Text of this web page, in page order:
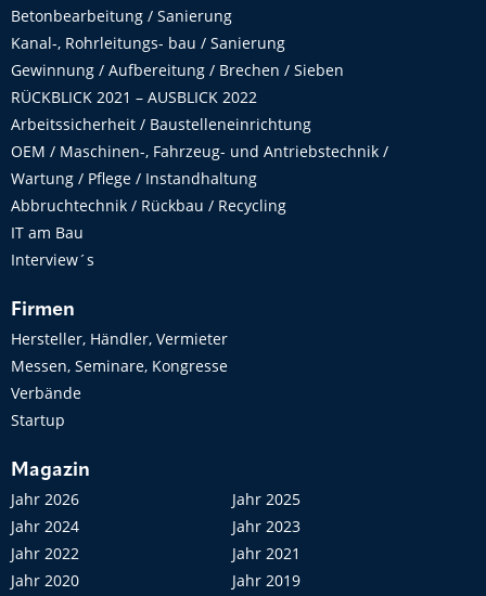
Betonbearbeitung / Sanierung
Kanal-, Rohrleitungs- bau / Sanierung
Gewinnung / Aufbereitung / Brechen / Sieben
RÜCKBLICK 2021 – AUSBLICK 2022
Arbeitssicherheit / Baustelleneinrichtung
OEM / Maschinen-, Fahrzeug- und Antriebstechnik /
Wartung / Pflege / Instandhaltung
Abbruchtechnik / Rückbau / Recycling
IT am Bau
Interview´s
Firmen
Hersteller, Händler, Vermieter
Messen, Seminare, Kongresse
Verbände
Startup
Magazin
Jahr 2026
Jahr 2025
Jahr 2024
Jahr 2023
Jahr 2022
Jahr 2021
Jahr 2020
Jahr 2019